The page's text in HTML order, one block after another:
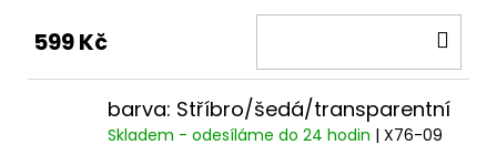
599 Kč
barva: Stříbro/šedá/transparentní
Skladem - odesíláme do 24 hodin | X76-09